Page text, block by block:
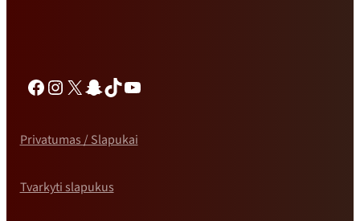
Privatumas / Slapukai
Tvarkyti slapukus
Facebook
Instagramas
X „Snapchat“
TikTok„YouTube“